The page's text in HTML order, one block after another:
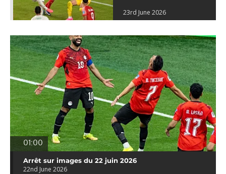
23rd June 2026
01:00
Arrêt sur images du 22 juin 2026
22nd June 2026